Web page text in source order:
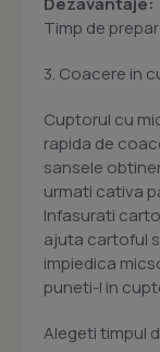
Timp de
3. Coacere in
Cuptorul cu
rapida de
sansele
urmati cativa
Infasurati
ajuta cartoful
impiedica
puneti-l in
Alegeti timpul